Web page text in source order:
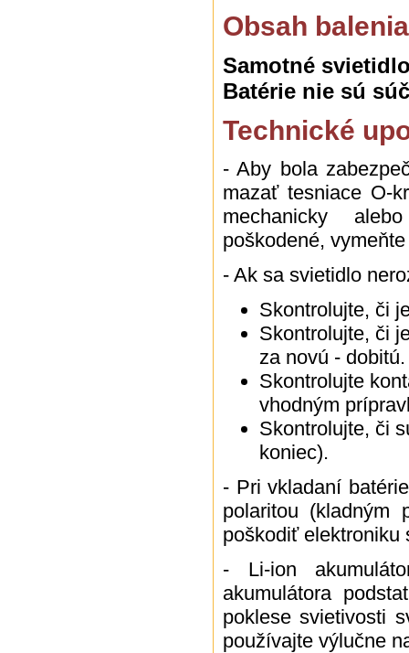
Obsah
Samotné
Batérie nie sú
Technické
- Aby bola
mazať tesniace O-
mechanicky
poškodené,
- Ak sa svietidlo
Skontrolujte, či
Skontrolujte, či
za novú - dobitú.
Skontrolujte
vhodným
Skontrolujte, či
koniec).
- Pri vkladaní
polaritou (kladným
poškodiť elektroniku
- Li-ion
akumulátora
poklese svietivosti
používajte výlučne